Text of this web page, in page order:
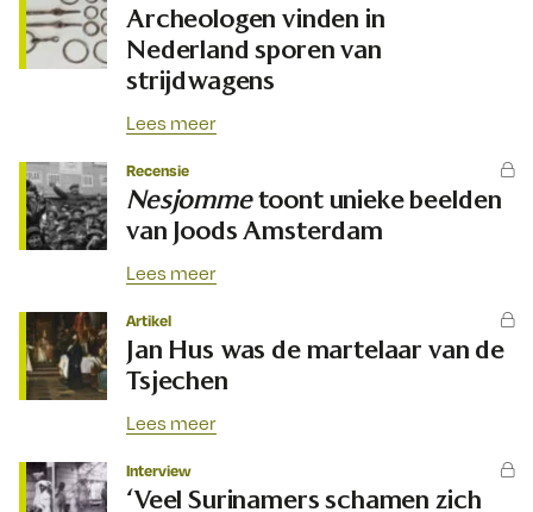
Archeologen vinden in
Nederland sporen van
strijdwagens
Lees meer
Recensie
Nesjommetoont unieke beelden
van Joods Amsterdam
Lees meer
Artikel
Jan Hus was de martelaar van de
Tsjechen
Lees meer
Interview
‘Veel Surinamers schamen zich